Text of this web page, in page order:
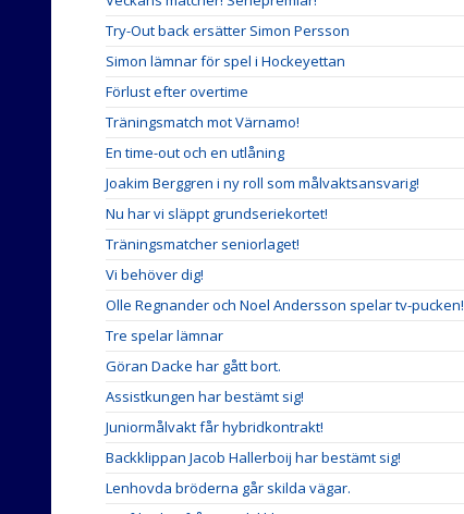
Try-Out back ersätter Simon Persson
Simon lämnar för spel i Hockeyettan
Förlust efter overtime
Träningsmatch mot Värnamo!
En time-out och en utlåning
Joakim Berggren i ny roll som målvaktsansvarig!
Nu har vi släppt grundseriekortet!
Träningsmatcher seniorlaget!
Vi behöver dig!
Olle Regnander och Noel Andersson spelar tv-pucken!
Tre spelar lämnar
Göran Dacke har gått bort.
Assistkungen har bestämt sig!
Juniormålvakt får hybridkontrakt!
Backklippan Jacob Hallerboij har bestämt sig!
Lenhovda bröderna går skilda vägar.